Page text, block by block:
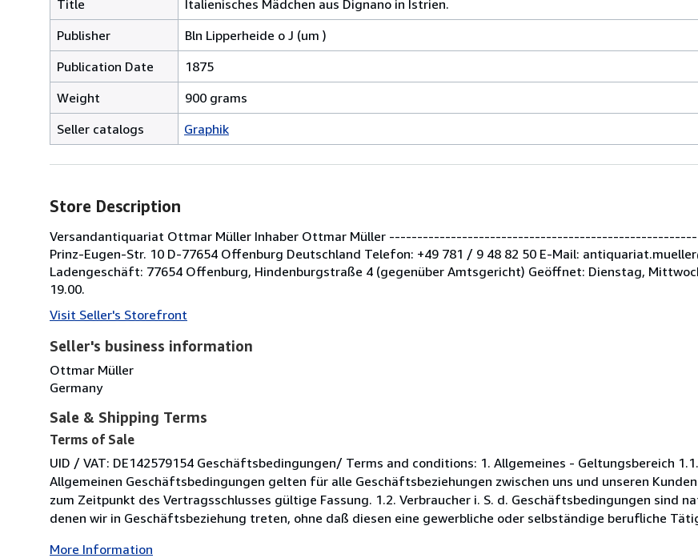
Title
Italienisches Mädchen aus Dignano in Istrien.
Publisher
Bln Lipperheide o J (um )
Publication Date
1875
Weight
900 grams
Seller catalogs
Graphik
Store Description
Versandantiquariat Ottmar Müller Inhaber Ottmar Müller
Prinz-Eugen-Str. 10 D-77654 Offenburg Deutschland Telefon: +49 781 / 9 48 82 50 E-Mail:
Ladengeschäft: 77654 Offenburg, Hindenburgstraße 4 (gegenüber Amtsgericht) Geöffnet: Dienstag,
19.00.
Visit Seller's Storefront
Seller's business information
Ottmar Müller
Germany
Sale & Shipping Terms
Terms of Sale
UID / VAT: DE142579154 Geschäftsbedingungen/ Terms and conditions: 1. Allgemeines - Geltungsbereich
Allgemeinen Geschäftsbedingungen gelten für alle Geschäftsbeziehungen zwischen uns und unseren
zum Zeitpunkt des Vertragsschlusses gültige Fassung. 1.2. Verbraucher i. S. d. Geschäftsbedingungen sind
denen wir in Geschäftsbeziehung treten, ohne daß diesen eine gewerbliche oder selbständige berufliche
More Information